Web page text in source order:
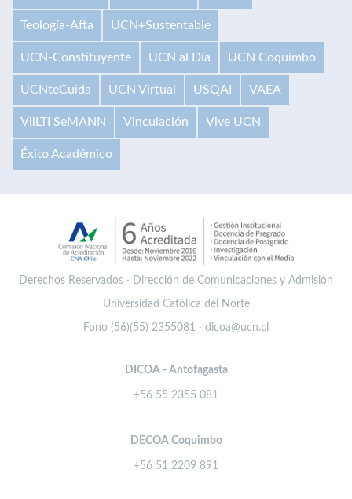
Teología-Afta UCN+Sustentable
UCN-Constituyente UCN al Día UCN Coquimbo
UCNteCuida UCN Virtual USQAI VAEA
VilLTI SeMANN Vinculación Vive UCN
Éxito Académico
Derechos Reservados · Dirección de Comunicaciones y Admisión
Universidad Católica del Norte
Fono (56)(55) 2355081 · dicoa@ucn.cl
DICOA - Antofagasta
+56 55 2355 081
DECOA Coquimbo
+56 51 2209 891